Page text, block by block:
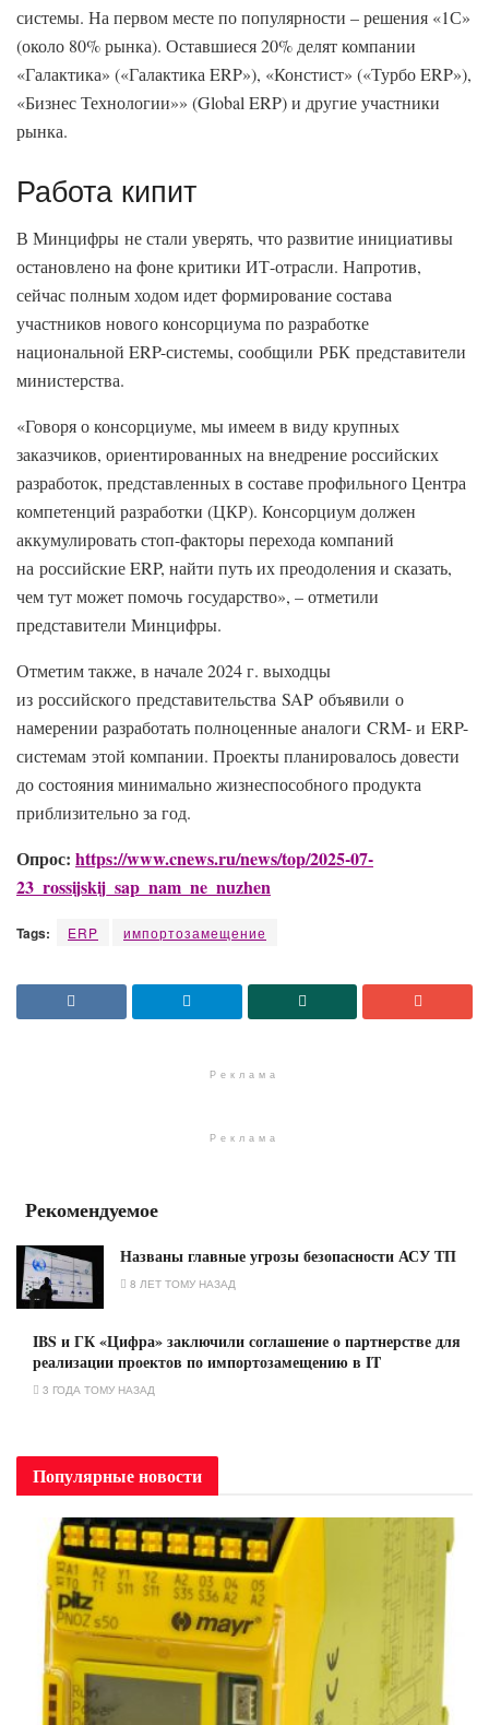
системы. На первом месте по популярности – решения «1С»
(около 80% рынка). Оставшиеся 20% делят компании
«Галактика» («Галактика ERP»), «Констист» («Турбо ERP»),
«Бизнес Технологии»» (Global ERP) и другие участники
рынка.
Работа кипит
В Минцифры не стали уверять, что развитие инициативы
остановлено на фоне критики ИТ-отрасли. Напротив,
сейчас полным ходом идет формирование состава
участников нового консорциума по разработке
национальной ERP-системы, сообщили РБК представители
министерства.
«Говоря о консорциуме, мы имеем в виду крупных
заказчиков, ориентированных на внедрение российских
разработок, представленных в составе профильного Центра
компетенций разработки (ЦКР). Консорциум должен
аккумулировать стоп-факторы перехода компаний
на российские ERP, найти путь их преодоления и сказать,
чем тут может помочь государство», – отметили
представители Минцифры.
Отметим также, в начале 2024 г. выходцы
из российского представительства SAP объявили о
намерении разработать полноценные аналоги CRM- и ERP-
системам этой компании. Проекты планировалось довести
до состояния минимально жизнеспособного продукта
приблизительно за год.
Опрос: https://www.cnews.ru/news/top/2025-07-
23_rossijskij_sap_nam_ne_nuzhen
Tags: ERP импортозамещение
Реклама
Реклама
Рекомендуемое
Названы главные угрозы безопасности АСУ ТП
8 ЛЕТ ТОМУ НАЗАД
IBS и ГК «Цифра» заключили соглашение о партнерстве для
реализации проектов по импортозамещению в IT
3 ГОДА ТОМУ НАЗАД
Популярные новости